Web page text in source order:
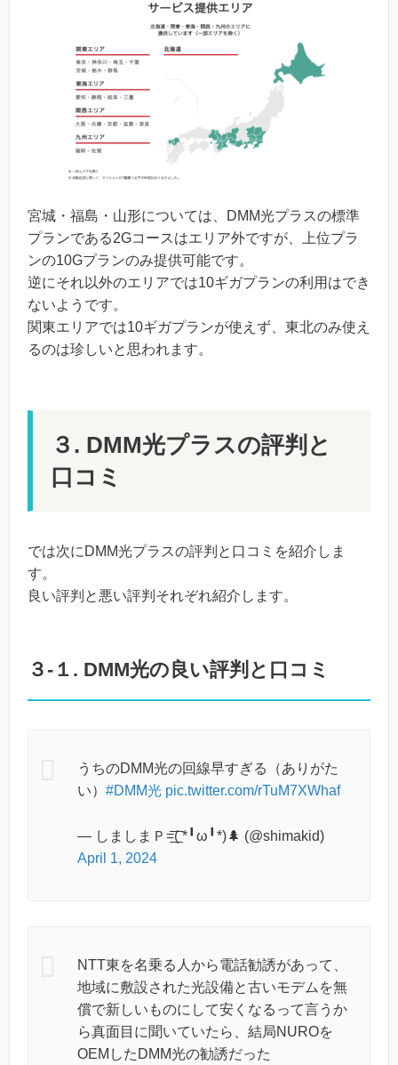
宮城・福島・山形については、DMM光プラスの標準
プランである2Gコースはエリア外ですが、上位プラ
ンの10Gプランのみ提供可能です。
逆にそれ以外のエリアでは10ギガプランの利用はでき
ないようです。
関東エリアでは10ギガプランが使えず、東北のみ使え
るのは珍しいと思われます。
３. DMM光プラスの評判と
口コミ
では次にDMM光プラスの評判と口コミを紹介しま
す。
良い評判と悪い評判それぞれ紹介します。
３-１. DMM光の良い評判と口コミ
うちのDMM光の回線早すぎる（ありがた
い） #DMM光 pic.twitter.com/rTuM7XWhaf
— しましまＰ=͟͟͞͞( *╹ω╹*)🌲 (@shimakid)
April 1, 2024
NTT東を名乗る人から電話勧誘があって、
地域に敷設された光設備と古いモデムを無
償で新しいものにして安くなるって言うか
ら真面目に聞いていたら、結局NUROを
OEMしたDMM光の勧誘だった